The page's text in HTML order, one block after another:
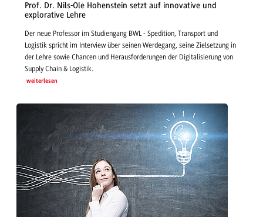
Prof. Dr. Nils-Ole Hohenstein setzt auf innovative und
explorative Lehre
Der neue Professor im Studiengang BWL - Spedition, Transport und
Logistik spricht im Interview über seinen Werdegang, seine Zielsetzung in
der Lehre sowie Chancen und Herausforderungen der Digitalisierung von
Supply Chain & Logistik.
weiterlesen